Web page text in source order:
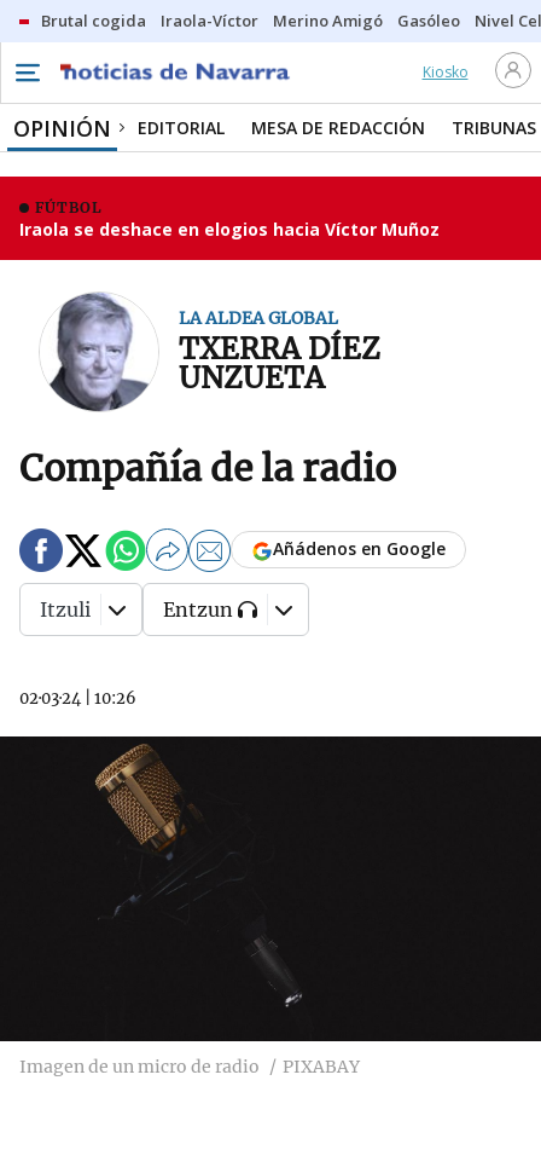
Brutal cogida Iraola-Víctor Merino Amigó Gasóleo Nivel
Kiosko
OPINIÓN EDITORIAL MESA DE REDACCIÓN TRIBUNAS
FÚTBOL
Iraola se deshace en elogios hacia Víctor Muñoz
LA ALDEA GLOBAL
TXERRA DÍEZ
UNZUETA
Compañía de la radio
02·03·24 10:26
Añádenos en Google
Itzuli Entzun
Imagen de un micro de radio PIXABAY